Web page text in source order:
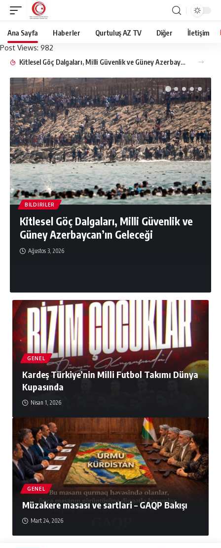
Ana Sayfa Haberler Qurtuluş AZ TV Diğer İletişim
Post Views: 982
Kitlesel Göç Dalgaları, Milli Güvenlik ve Güney Azerbaycan’ın Geleceği
BILDIRILER
Kitlesel Göç Dalgaları, Milli Güvenlik ve
Güney Azerbaycan’ın Geleceği
Ağustos 3, 2026
GENEL
Kardeş Türkiye’nin Milli Futbol Takımı Dünya
Kupasında
Nisan 1, 2026
GENEL
Müzakere masası ve sartlari – GAQP Bakışı
Mart 24, 2026